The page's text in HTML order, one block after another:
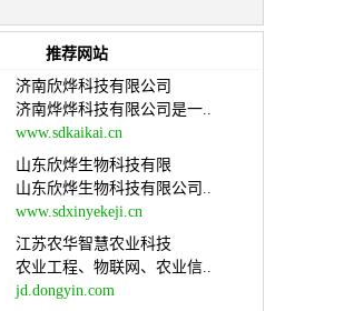
推荐网站
济南欣烨科技有限公司
济南烨烨科技有限公司是一..
www.sdkaikai.cn
山东欣烨生物科技有限
山东欣烨生物科技有限公司..
www.sdxinyekeji.cn
江苏农华智慧农业科技
农业工程、物联网、农业信..
jd.dongyin.com